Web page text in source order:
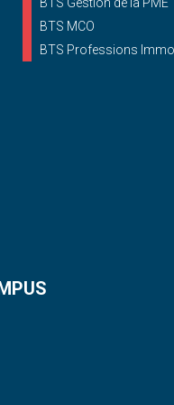
BTS Gestion de la PME
BTS MCO
BTS Professions